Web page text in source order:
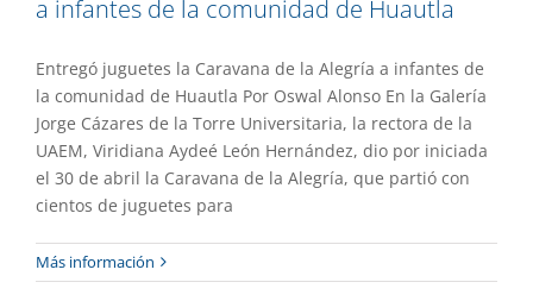
a infantes de la comunidad de Huautla
Entregó juguetes la Caravana de la Alegría a infantes de
la comunidad de Huautla Por Oswal Alonso En la Galería
Jorge Cázares de la Torre Universitaria, la rectora de la
UAEM, Viridiana Aydeé León Hernández, dio por iniciada
el 30 de abril la Caravana de la Alegría, que partió con
cientos de juguetes para
Más informaciónCelebran en la UAEM en Día